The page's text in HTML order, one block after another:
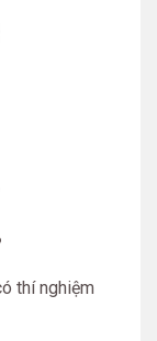
thí nghiệm